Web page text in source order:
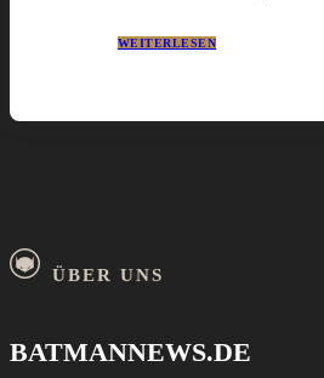
WEITERLESEN
ÜBER UNS
BATMANNEWS.DE